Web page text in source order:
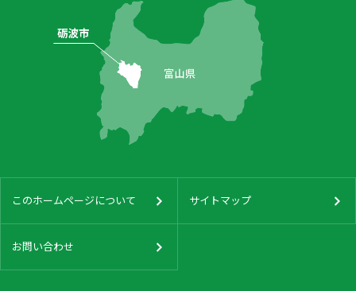
このホームページについて サイトマップ
お問い合わせ